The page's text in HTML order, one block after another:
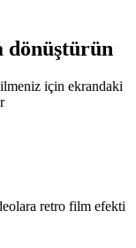
dönüştürün
için ekrandaki
retro film efekti